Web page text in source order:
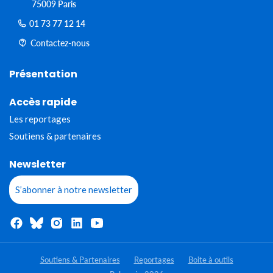
75009 Paris
01 73 77 12 14
Contactez-nous
Présentation
Accès rapide
Les reportages
Soutiens & partenaires
Newsletter
S’abonner à notre newsletter
Soutiens & Partenaires Reportages
Boite à outils